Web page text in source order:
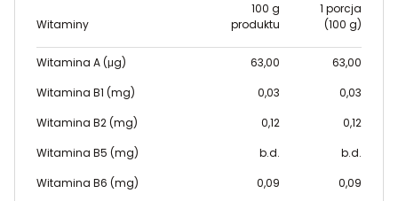
Witaminy
100 g
produktu
1 porcja
(100 g)
Witamina A (μg) 63,00
63,00
Witamina B1 (mg)
0,03
0,03
Witamina B2 (mg)
0,12
0,12
Witamina B5 (mg)
b.d.
b.d.
Witamina B6 (mg)
0,09
0,09